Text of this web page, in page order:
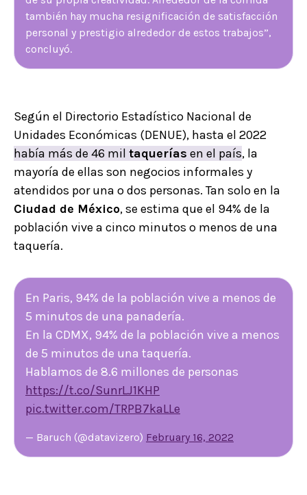
también hay mucha resignificación de satisfacción
personal y prestigio alrededor de estos trabajos”,
concluyó.
Según el Directorio Estadístico Nacional de
Unidades Económicas (DENUE), hasta el 2022
había más de 46 mil taquerías en el país, la
mayoría de ellas son negocios informales y
atendidos por una o dos personas. Tan solo en la
Ciudad de México, se estima que el 94% de la
población vive a cinco minutos o menos de una
taquería.
En Paris, 94% de la población vive a menos de
5 minutos de una panadería.
En la CDMX, 94% de la población vive a menos
de 5 minutos de una taquería.
Hablamos de 8.6 millones de personas
https://t.co/SunrLJ1KHP
pic.twitter.com/TRPB7kaLLe
— Baruch (@datavizero) February 16, 2022